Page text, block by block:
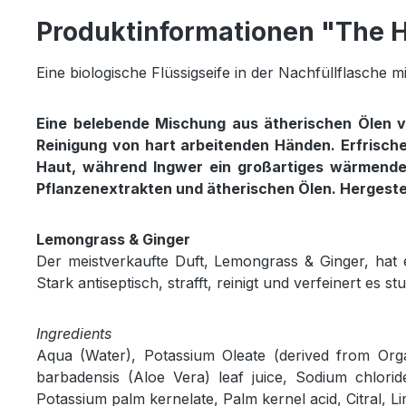
Produktinformationen "The
Eine biologische Flüssigseife in der Nachfüllflasche
Eine belebende Mischung aus ätherischen
Reinigung von hart arbeitenden Händen.
Haut, während Ingwer ein großartiges
Pflanzenextrakten und ätherischen Ölen.
Lemongrass & Ginger
Der meistverkaufte Duft, Lemongrass & Ginger,
Stark antiseptisch, strafft, reinigt und verfeinert es
Ingredients
Aqua (Water), Potassium Oleate (derived from
barbadensis (Aloe Vera) leaf juice, Sodium
Potassium palm kernelate, Palm kernel acid, Citral,